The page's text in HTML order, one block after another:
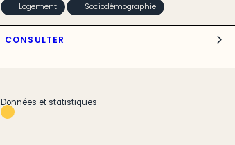
Logement Sociodémographie
CONSULTER
Données et statistiques